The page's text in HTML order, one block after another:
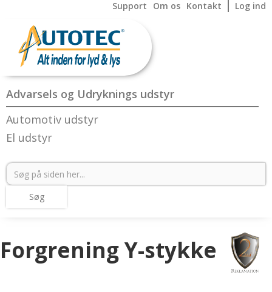
Support Om os Kontakt Log ind
Advarsels og Udryknings udstyr
Automotiv udstyr
El udstyr
Forgrening Y-stykke